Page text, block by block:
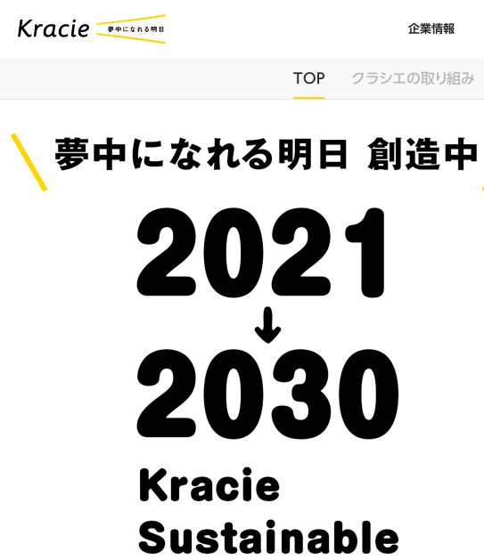
企業情報
TOP クラシエの取り組み